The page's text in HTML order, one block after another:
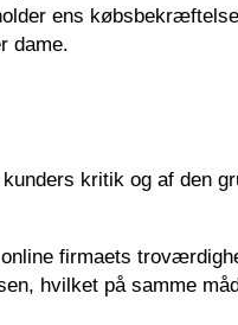
ens
dame.
kritik og af den
firmaets
hvilket på samme